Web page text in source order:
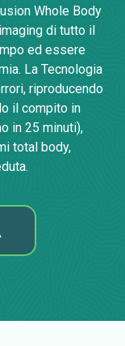
Whole Body
di tutto il
ed essere
La Tecnologia
riproducendo
il compito in
in 25 minuti),
total body,